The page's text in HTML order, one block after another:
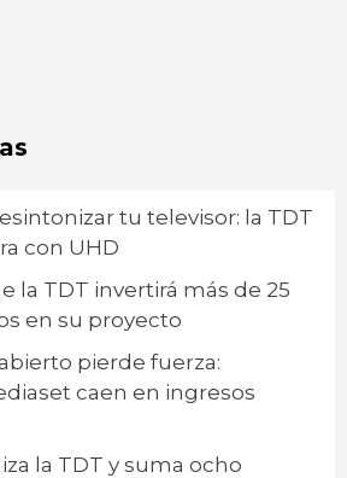
tu televisor: la TDT
con UHD
la TDT invertirá más de 25
en su proyecto
pierde fuerza:
caen en ingresos
la TDT y suma ocho